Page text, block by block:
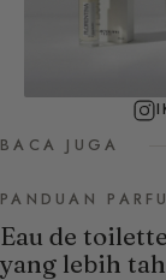
BACA JUGA
PANDUAN
Eau de
yang lebih